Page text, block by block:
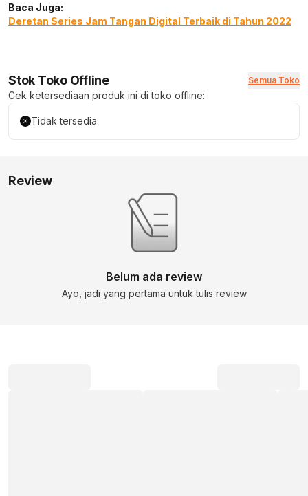
Baca Juga:
Deretan Series Jam Tangan Digital Terbaik di Tahun 2022
Stok Toko Offline Semua Toko
Cek ketersediaan produk ini di toko offline:
Tidak tersedia
Review
Belum ada review
Ayo, jadi yang pertama untuk tulis review